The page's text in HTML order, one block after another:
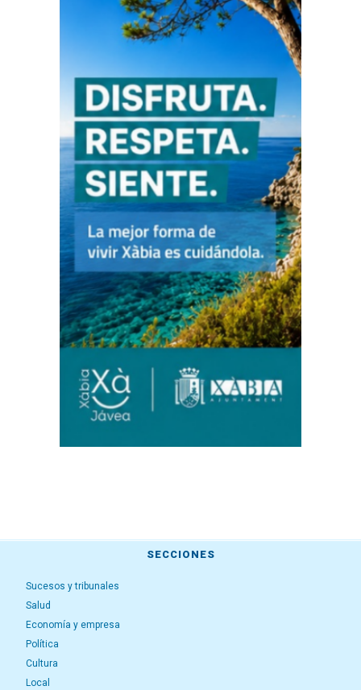
SECCIONES
Sucesos y tribunales
Salud
Economía y empresa
Política
Cultura
Local